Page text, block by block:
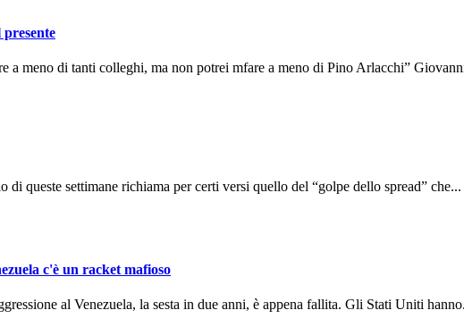
meno di tanti colleghi, ma non potrei mfare a meno di Pino Arlacchi”
queste settimane richiama per certi versi quello del “golpe dello spread” che...
c'è un racket mafioso
al Venezuela, la sesta in due anni, è appena fallita. Gli Stati Uniti